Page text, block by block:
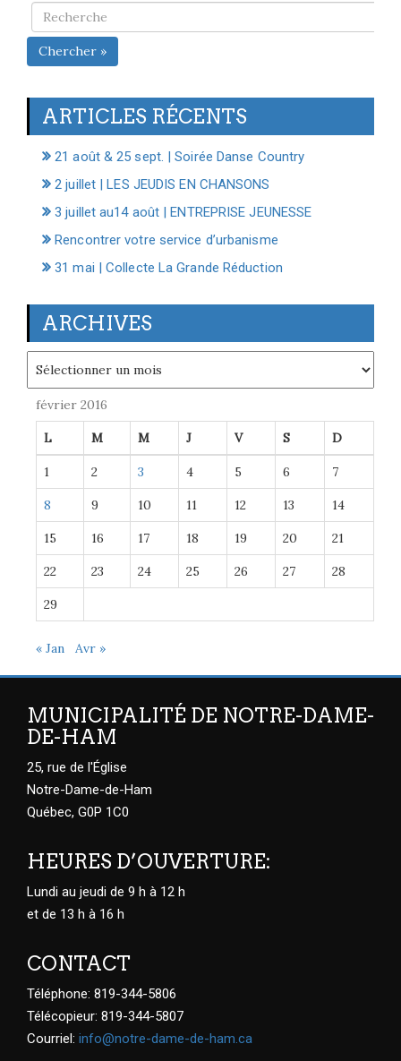
Chercher »
ARTICLES RÉCENTS
21 août & 25 sept. | Soirée Danse Country
2 juillet | LES JEUDIS EN CHANSONS
3 juillet au14 août | ENTREPRISE JEUNESSE
Rencontrer votre service d’urbanisme
31 mai | Collecte La Grande Réduction
ARCHIVES
février 2016
L M M J V S D
1 2 3 4 5 6 7
8 9 10 11 12 13 14
15 16 17 18 19 20 21
22 23 24 25 26 27 28
29
« Jan Avr »
MUNICIPALITÉ DE NOTRE-DAME-
DE-HAM
25, rue de l'Église
Notre-Dame-de-Ham
Québec, G0P 1C0
HEURES D’OUVERTURE:
Lundi au jeudi de 9 h à 12 h
et de 13 h à 16 h
CONTACT
Téléphone: 819-344-5806
Télécopieur: 819-344-5807
Courriel: info@notre-dame-de-ham.ca